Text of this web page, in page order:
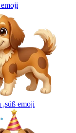
emoji
,süß emoji